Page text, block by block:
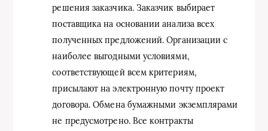
решения заказчика. Заказчик выбирает
поставщика на основании анализа всех
полученных предложений. Организации с
наиболее выгодными условиями,
соответствующей всем критериям,
присылают на электронную почту проект
договора. Обмена бумажными экземплярами
не предусмотрено. Все контракты